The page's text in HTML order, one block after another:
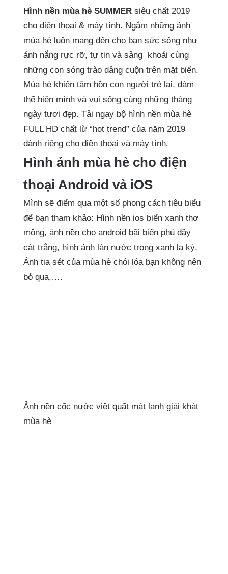
Hình nền mùa hè SUMMER siêu chất 2019
cho điện thoại & máy tính. Ngắm những ảnh
mùa hè luôn mang đến cho bạn sức sống như
ánh nắng rực rỡ, tự tin và sảng khoái cùng
những con sóng trào dâng cuộn trên mặt biển.
Mùa hè khiến tâm hồn con người trẻ lại, dám
thể hiện mình và vui sống cùng những tháng
ngày tươi đẹp. Tải ngay bộ hình nền mùa hè
FULL HD chất lừ “hot trend” của năm 2019
dành riêng cho điện thoại và máy tính.
Hình ảnh mùa hè cho điện
thoại Android và iOS
Mình sẽ điểm qua một số phong cách tiêu biểu
để bạn tham khảo: Hình nền ios biển xanh thơ
mộng, ảnh nền cho android bãi biển phủ đầy
cát trắng, hình ảnh làn nước trong xanh lạ kỳ,
Ảnh tia sét của mùa hè chói lóa bạn không nên
bỏ qua,….
Ảnh nền cốc nước việt quất mát lạnh giải khát
mùa hè